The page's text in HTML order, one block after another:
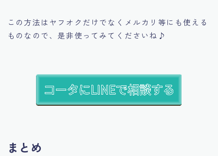
この方法はヤフオクだけでなくメルカリ等にも使える
ものなので、是非使ってみてくださいね♪
まとめ